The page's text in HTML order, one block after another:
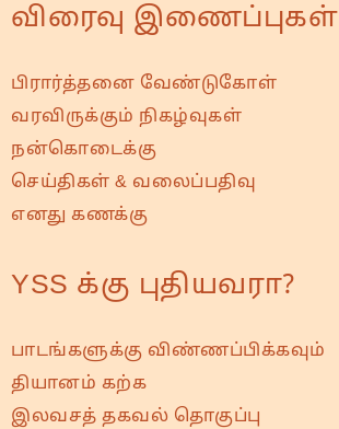
விரைவு இணைப்புகள்
பிரார்த்தனை வேண்டுகோள்
வரவிருக்கும் நிகழ்வுகள்
நன்கொடைக்கு
செய்திகள் & வலைப்பதிவு
எனது கணக்கு
YSS க்கு புதியவரா?
பாடங்களுக்கு விண்ணப்பிக்கவும்
தியானம் கற்க
இலவசத் தகவல் தொகுப்பு